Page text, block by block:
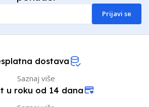
Prijavi se
dostava
Saznaj više
u roku od 14 dana